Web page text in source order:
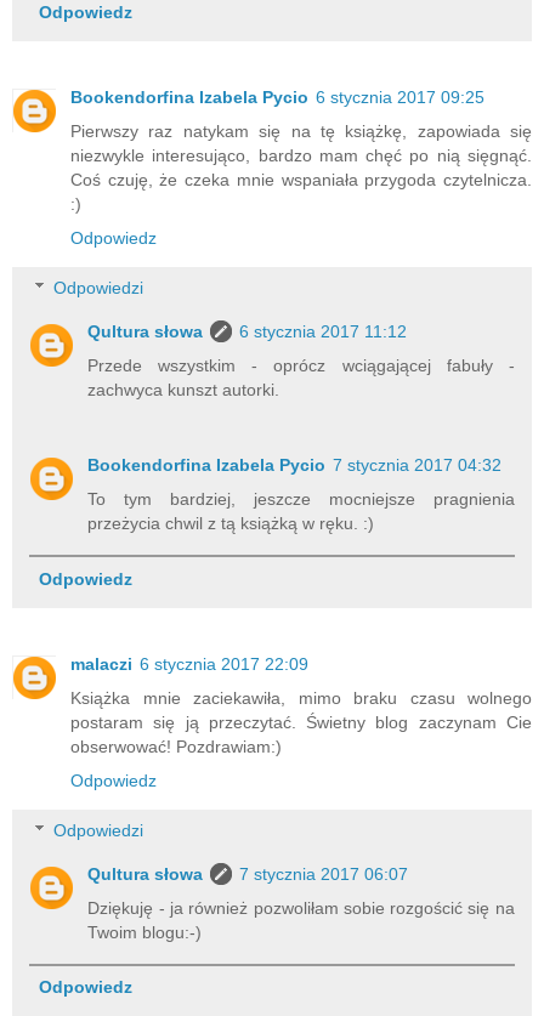
Odpowiedz
Bookendorfina Izabela Pycio 6 stycznia 2017 09:25
Pierwszy raz natykam się na tę książkę, zapowiada się
niezwykle interesująco, bardzo mam chęć po nią sięgnąć.
Coś czuję, że czeka mnie wspaniała przygoda czytelnicza.
:)
Odpowiedz
Odpowiedzi
Qultura słowa
6 stycznia 2017 11:12
Przede wszystkim - oprócz wciągającej fabuły -
zachwyca kunszt autorki.
Bookendorfina Izabela Pycio 7 stycznia 2017 04:32
To tym bardziej, jeszcze mocniejsze pragnienia
przeżycia chwil z tą książką w ręku. :)
Odpowiedz
malaczi 6 stycznia 2017 22:09
Książka mnie zaciekawiła, mimo braku czasu wolnego
postaram się ją przeczytać. Świetny blog zaczynam Cie
obserwować! Pozdrawiam:)
Odpowiedz
Odpowiedzi
Qultura słowa
7 stycznia 2017 06:07
Dziękuję - ja również pozwoliłam sobie rozgościć się na
Twoim blogu:-)
Odpowiedz